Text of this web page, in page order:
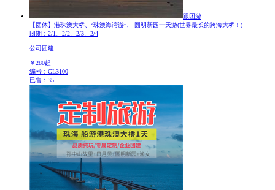
跟团游
【团体】港珠澳大桥、“珠澳海湾游”、 圆明新园一天游(世界最长的跨海大桥！)
团期：2/1、2/2、2/3、2/4
公司团建
￥280起
编号：GL3100
已售：35